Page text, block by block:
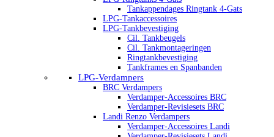
Tankappendages Ringtank 4-Gats
LPG-Tankaccessoires
LPG-Tankbevestiging
Cil. Tankbeugels
Cil. Tankmontageringen
Ringtankbevestiging
Tankframes en Spanbanden
LPG-Verdampers
BRC Verdampers
Verdamper-Accessoires BRC
Verdamper-Revisiesets BRC
Landi Renzo Verdampers
Verdamper-Accessoires Landi